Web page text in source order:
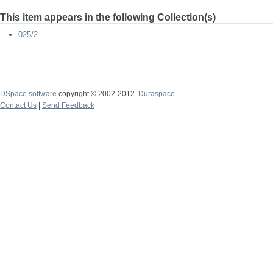
This item appears in the following Collection(s)
025/2
DSpace software copyright © 2002-2012
Duraspace
Contact Us
Send Feedback